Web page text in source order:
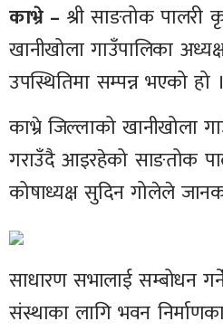
काभ्रे – श्री साङतोक
खानीखोला गाउँपालिका
उपस्थितिमा सम्पन्न भएको हो ।
काभ्रे जिल्लाको खानीखोला
गराउँदै आइरहेको साङतोक
कोषाध्यक्ष सुदिन गोलेले
साधारण सभालाई सम्बोधन
संस्थाका लागि भवन